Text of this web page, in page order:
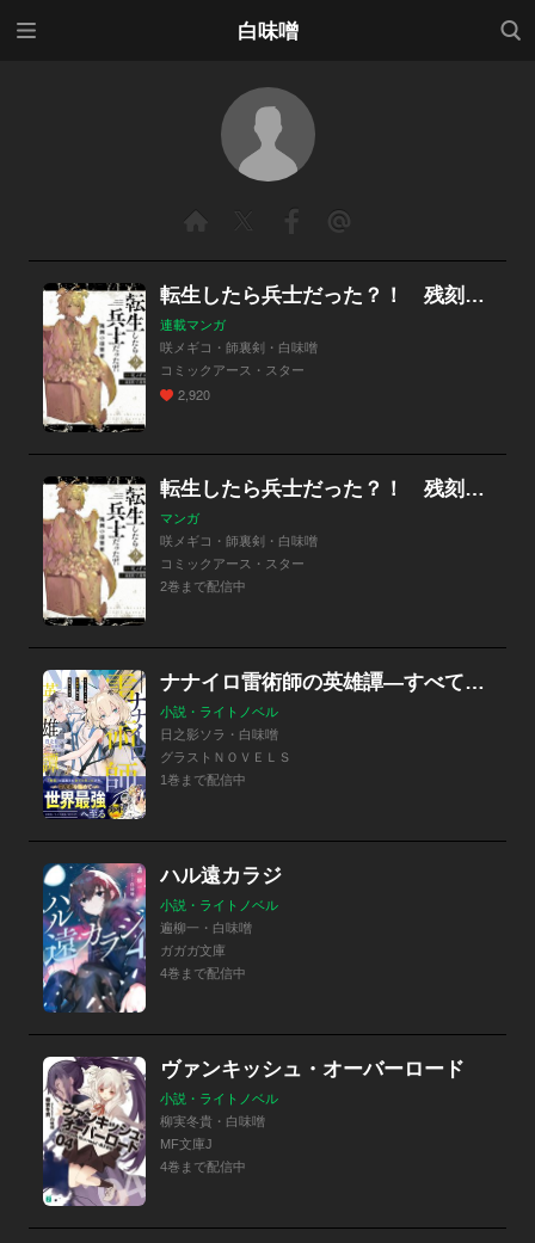
白味噌
検索
転生したら兵士だった？！ 残刻の復讐者
連載マンガ
咲メギコ・師裏剣・白味噌
コミックアース・スター
2,920
転生したら兵士だった？！ 残刻の復讐者
マンガ
咲メギコ・師裏剣・白味噌
コミックアース・スター
2巻まで配信中
ナナイロ雷術師の英雄譚―すべてを失った俺、雷魔術を極めて最強へと至る―【電子限定SS付き】
小説・ライトノベル
日之影ソラ・白味噌
グラストＮＯＶＥＬＳ
1巻まで配信中
ハル遠カラジ
小説・ライトノベル
遍柳一・白味噌
ガガガ文庫
4巻まで配信中
ヴァンキッシュ・オーバーロード
小説・ライトノベル
柳実冬貴・白味噌
MF文庫J
4巻まで配信中